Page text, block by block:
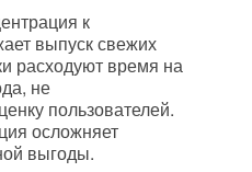
к
выпуск свежих
расходуют время на
не
пользователей.
осложняет
выгоды.